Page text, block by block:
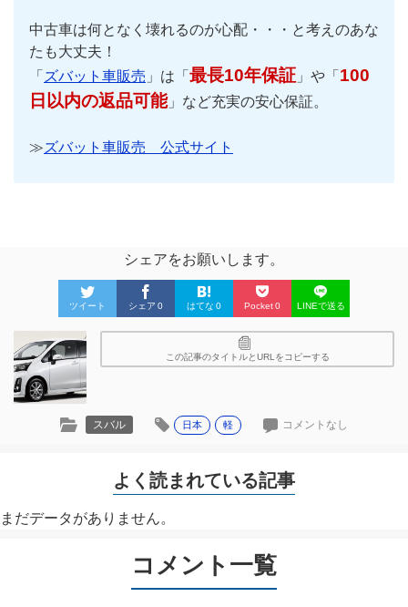
中古車は何となく壊れるのが心配・・・と考えのあな
たも大丈夫！
「 ズバット車販売 」は「 最長10年保証 」や「 100
日以内の返品可能」など充実の安心保証。
≫ズバット車販売 公式サイト
シェアをお願いします。
ツイート シェア 0 はてな 0 Pocket0 LINEで送る
この記事のタイトルとURLをコピーする
スバル 日本 軽 コメントなし
よく読まれている記事
まだデータがありません。
コメント一覧